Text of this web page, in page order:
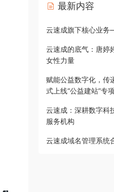
最新内容
云速成旗下核心业
云速成的底气：唐婷
女性力量
赋能公益数字化，传
式上线“公益建站”专
云速成：深耕数字科
服务机构
云速成域名管理系统